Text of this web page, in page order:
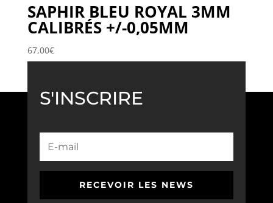
SAPHIR BLEU ROYAL 3MM
CALIBRÉS +/-0,05MM
67,00€
S'INSCRIRE
RECEVOIR LES NEWS